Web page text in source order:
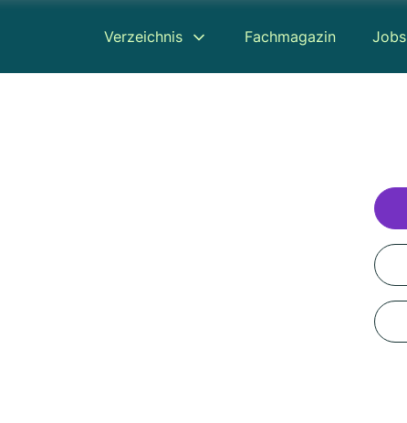
Verzeichnis Fachmagazin Jobs